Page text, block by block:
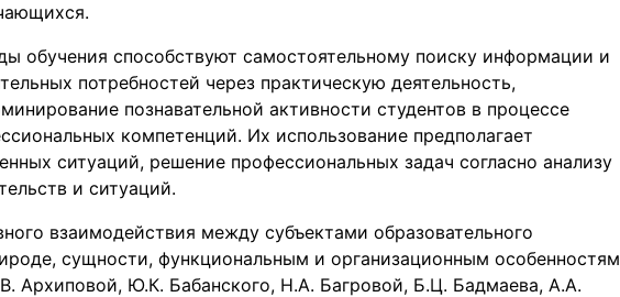
обучения способствуют самостоятельному поиску информации и
потребностей через практическую деятельность,
познавательной активности студентов в процессе
компетенций. Их использование предполагает
ситуаций, решение профессиональных задач согласно анализу
и ситуаций.
взаимодействия между субъектами образовательного
сущности, функциональным и организационным особенностям
Архиповой, Ю.К. Бабанского, Н.А. Багровой, Б.Ц. Бадмаева, А.А.